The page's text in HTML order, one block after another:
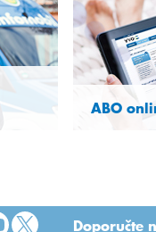
ABO
Doporučte